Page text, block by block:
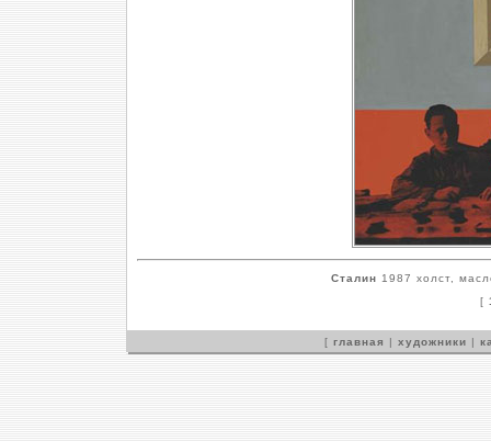
Сталин 1987 холст,
[
[ главная | художники |